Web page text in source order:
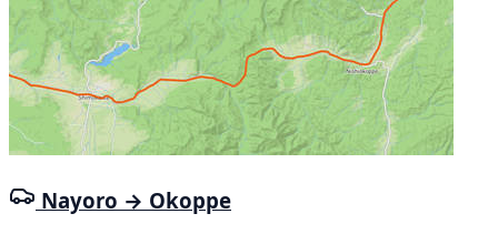
Nayoro → Okoppe